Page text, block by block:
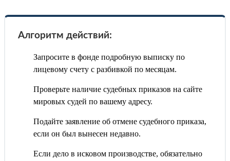
Алгоритм действий:
Запросите в фонде подробную выписку по
лицевому счету с разбивкой по месяцам.
Проверьте наличие судебных приказов на сайте
мировых судей по вашему адресу.
Подайте заявление об отмене судебного приказа,
если он был вынесен недавно.
Если дело в исковом производстве, обязательно